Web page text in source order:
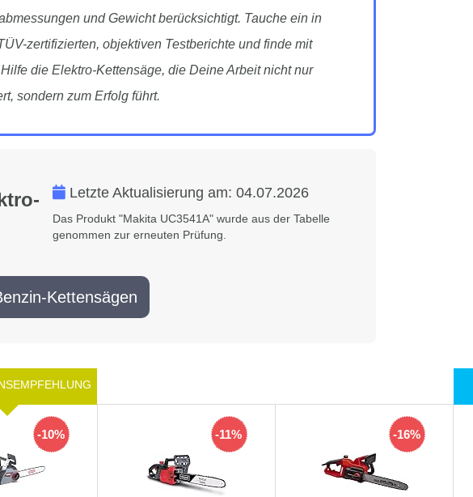
und Gewicht berücksichtigt. Tauche ein in
zertifizierten, objektiven Testberichte und finde mit
die Elektro-Kettensäge, die Deine Arbeit nicht nur
sondern zum Erfolg führt.
Letzte Aktualisierung am: 04.07.2026
Das Produkt "Makita UC3541A" wurde aus der Tabelle
genommen zur erneuten Prüfung.
Kettensägen
-10% -11% -16%